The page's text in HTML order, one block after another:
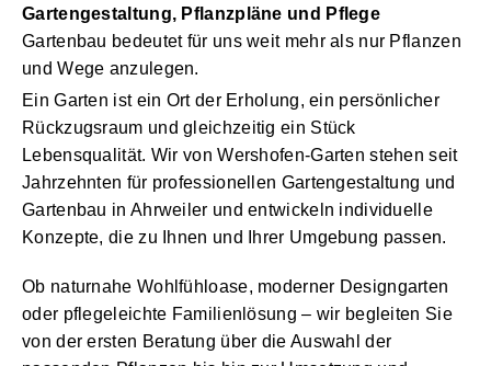
Gartengestaltung, Pflanzpläne und Pflege
Gartenbau bedeutet für uns weit mehr als nur Pflanzen
und Wege anzulegen.
EinGarten ist ein Ort der Erholung, ein persönlicher
Rückzugsraum und gleichzeitig ein Stück
Lebensqualität. Wir von Wershofen-Garten stehen seit
Jahrzehnten für professionellen Gartengestaltung und
Gartenbau in Ahrweiler und entwickeln individuelle
Konzepte, die zu Ihnen und Ihrer Umgebung passen.
Ob naturnahe Wohlfühloase, moderner Designgarten
oder pflegeleichte Familienlösung – wir begleiten Sie
von der ersten Beratung über die Auswahl der